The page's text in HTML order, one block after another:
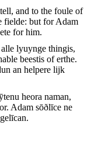
and to the foule of
fielde: but for Adam
for him.
lyuynge thingis,
beestis of erthe.
an helpere lijk
heora naman,
Adam sōðlīce ne